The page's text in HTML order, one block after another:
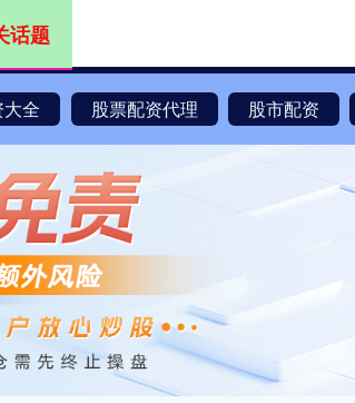
全 股票配资代理 股市配资
话题